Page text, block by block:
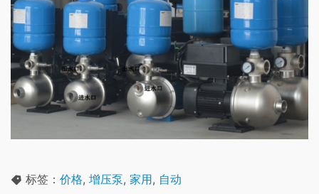
标签： 价格, 增压泵, 家用, 自动